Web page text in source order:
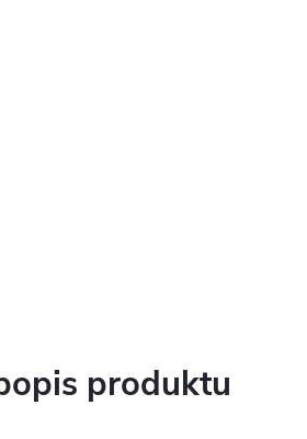
produktu